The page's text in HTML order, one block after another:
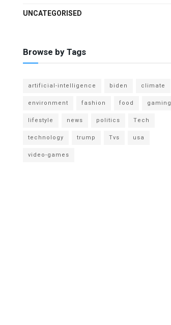
UNCATEGORISED
Browse by Tags
artificial-intelligence biden
climate
environment
fashion food
gaming
lifestyle
news politics
Tech
technology
trump Tvs
usa
video-games